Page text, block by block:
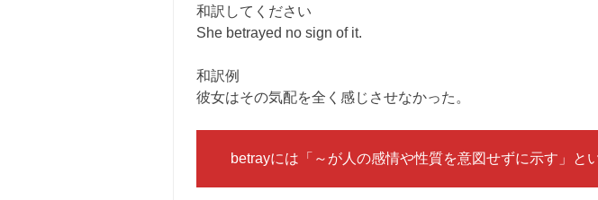
和訳してください
She betrayed no sign of it.
和訳例
彼女はその気配を全く感じさせなかった。
betrayには「～が人の感情や性質を意図せずに示す」と